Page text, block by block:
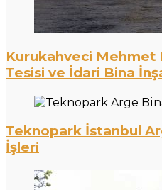
Kurukahveci
Tesisi ve İdari Bina
Teknopark İstanbul
İşleri